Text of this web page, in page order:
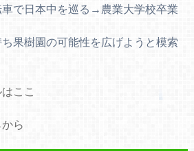
で日本中を巡る→農業大学校卒業
果樹園の可能性を広げようと模索
ここ
ら